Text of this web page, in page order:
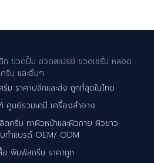
ก ขวดปั้ม ขวดสเปรย์ ขวดเซรั่ม หลอด
ครีม และอื่นๆ
ม ราคาปลีกและส่ง ถูกที่สุดในไทย
นย์รวมเคมี เครื่องสำอาง
ครีม ทาผิวหน้าและผิวกาย ผิวขาว
ำแบรด์ OEM/ ODM
อ พิมพ์สกรีน ราคาถูก